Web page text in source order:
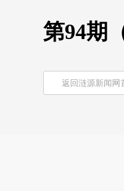
第94期
返回涟源新闻网